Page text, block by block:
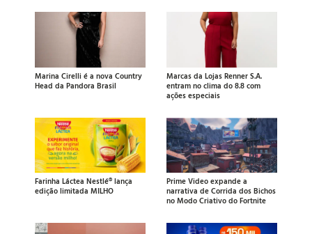
Marina Cirelli é a nova Country
Head da Pandora Brasil
Marcas da Lojas Renner S.A.
entram no clima do 8.8 com
ações especiais
Farinha Láctea Nestlé® lança
edição limitada MILHO
Prime Video expande a
narrativa de Corrida dos Bichos
no Modo Criativo do Fortnite